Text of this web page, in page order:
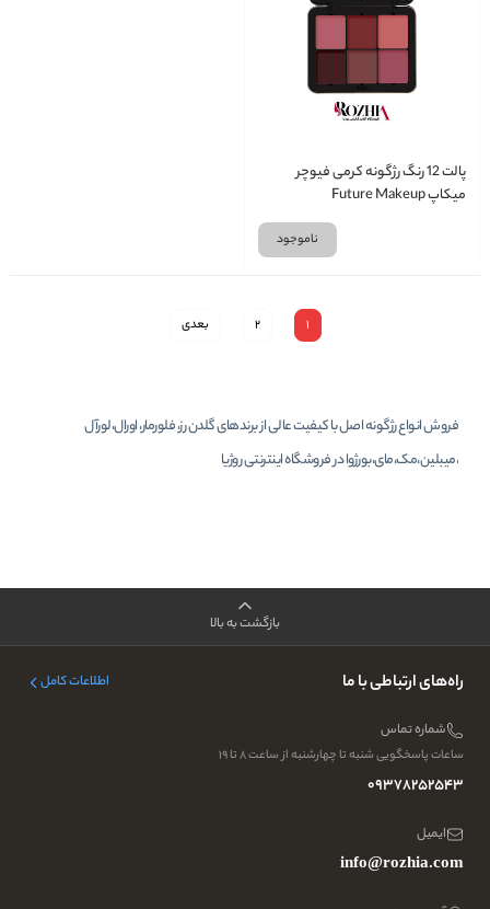
پالت 12 رنگ رژگونه کرمی فیوچر
میکاپ Future Makeup
ناموجود
1
2 بعدی
فروش انواع رژگونه اصل با کیفیت عالی از برندهای گلدن رز، فلورمار، اورال،لورآل
،میبلین،مک،مای،بورژوا در فروشگاه اینترنتی روژیا
بازگشت به بالا
راه‌های ارتباطی با ما اطلاعات کامل
شماره تماس
ساعات پاسخگویی شنبه تا چهارشنبه از ساعت ۸ تا ۱۹
09378252543
ایمیل
info@rozhia.com